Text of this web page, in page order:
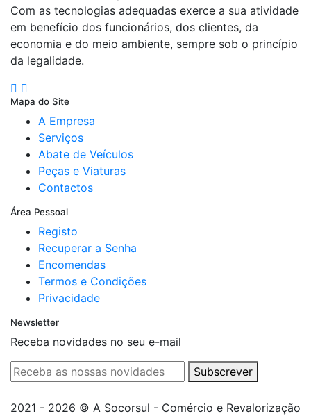
Com as tecnologias adequadas exerce a sua atividade
em benefício dos funcionários, dos clientes, da
economia e do meio ambiente, sempre sob o princípio
da legalidade.
Mapa do Site
A Empresa
Serviços
Abate de Veículos
Peças e Viaturas
Contactos
Área Pessoal
Registo
Recuperar a Senha
Encomendas
Termos e Condições
Privacidade
Newsletter
Receba novidades no seu e-mail
Subscrever
2021 - 2026 © A Socorsul - Comércio e Revalorização